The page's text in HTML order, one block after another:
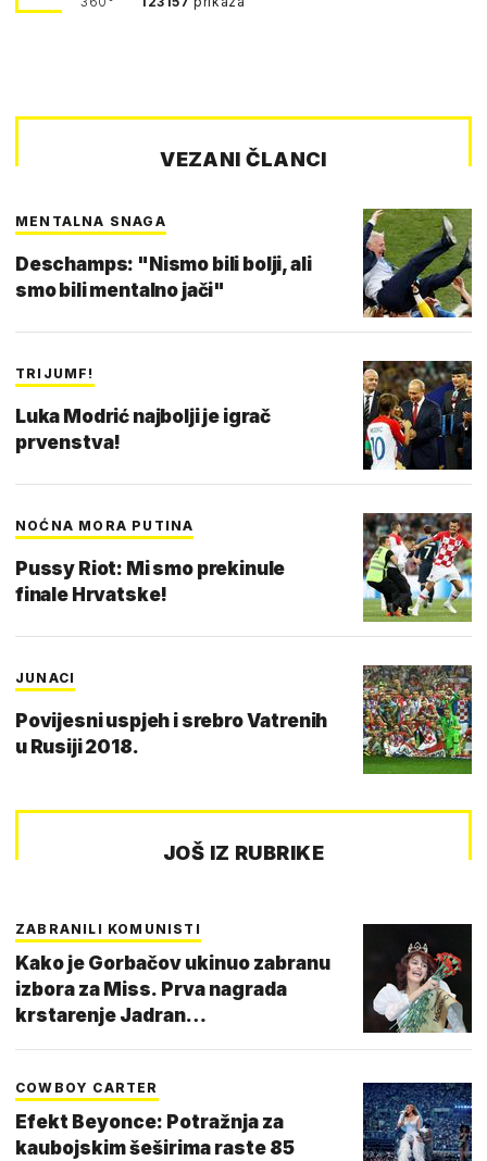
VEZANI ČLANCI
MENTALNA SNAGA
Deschamps: "Nismo bili bolji, ali
smo bili mentalno jači"
TRIJUMF!
Luka Modrić najbolji je igrač
prvenstva!
NOĆNA MORA PUTINA
Pussy Riot: Mi smo prekinule
finale Hrvatske!
JUNACI
Povijesni uspjeh i srebro Vatrenih
u Rusiji 2018.
JOŠ IZ RUBRIKE
ZABRANILI KOMUNISTI
Kako je Gorbačov ukinuo zabranu
izbora za Miss. Prva nagrada
krstarenje Jadran…
COWBOY CARTER
Efekt Beyonce: Potražnja za
kaubojskim šeširima raste 85